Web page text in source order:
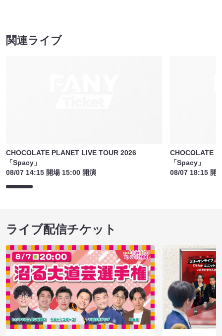
関連ライブ
CHOCOLATE PLANET LIVE TOUR 2026
「Spacy」
08/07 14:15 開場 15:00 開演
CHOCOLATE
「Spacy」
08/07 18:15 開
ライブ配信チケット